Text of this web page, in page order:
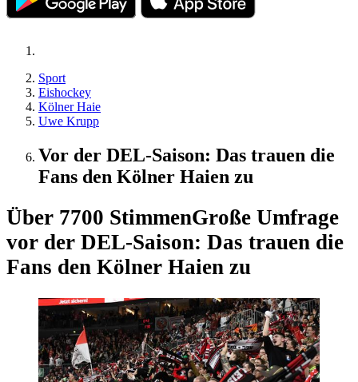
Sport
Eishockey
Kölner Haie
Uwe Krupp
Vor der DEL-Saison: Das trauen die
Fans den Kölner Haien zu
Über 7700 StimmenGroße Umfrage
vor der DEL-Saison: Das trauen die
Fans den Kölner Haien zu